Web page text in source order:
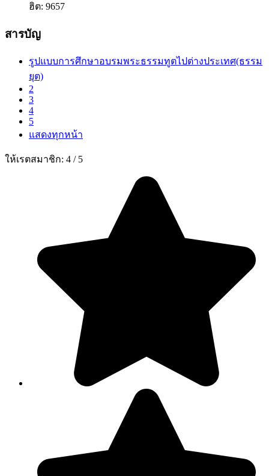
ฮิต: 9657
สารบัญ
รูปแบบการศึกษาอบรมพระธรรมทูตไปต่างประเทศ(ธรรม
ยุต)
2
3
4
5
แสดงทุกหน้า
ให้เรตสมาชิก: 4 / 5